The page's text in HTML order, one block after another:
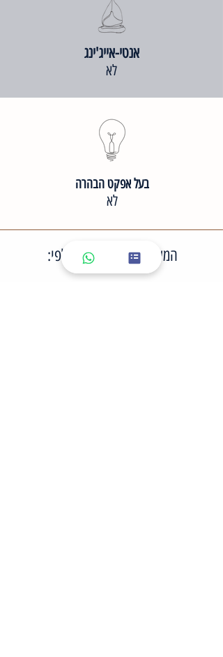
אנטי-אייג'ינג
לא
בעל אפקט הבהרה
לא
המשיכי חיפוש מוצרים לפי: